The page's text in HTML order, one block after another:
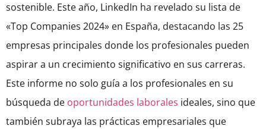
sostenible. Este año, LinkedIn ha revelado su lista de
«Top Companies 2024» en España, destacando las 25
empresas principales donde los profesionales pueden
aspirar a un crecimiento significativo en sus carreras.
Este informe no solo guía a los profesionales en su
búsqueda de oportunidades laborales ideales, sino que
también subraya las prácticas empresariales que